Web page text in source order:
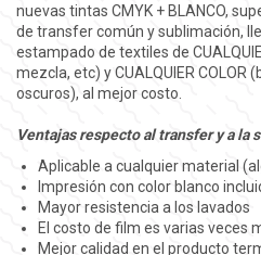
nuevas tintas CMYK + BLANCO,
de transfer común y sublimación,
estampado de textiles de
mezcla, etc) y CUALQUIER COLOR
oscuros), al mejor costo.
Ventajas respecto al transfer y a la
Aplicable a cualquier material
Impresión con color blanco
Mayor resistencia a los lavados
El costo de film es varias veces
Mejor calidad en el producto